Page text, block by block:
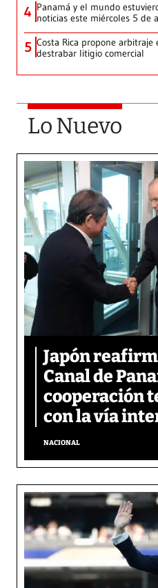
4 Panamá y el mundo
noticias este miércoles 5 de
5 Costa Rica propone arbitraje
destrabar litigio comercial
Lo Nuevo
Japón
Canal de
cooperación
con la vía
NACIONAL